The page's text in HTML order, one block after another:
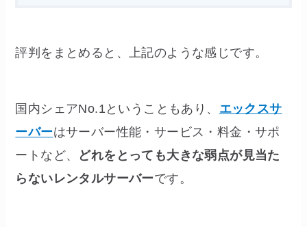
評判をまとめると、上記のような感じです。
国内シェアNo.1ということもあり、 エックスサ
ーバーはサーバー性能・サービス・料金・サポ
ートなど、
どれをとっても大きな弱点が見当た
らないレンタルサーバーです。